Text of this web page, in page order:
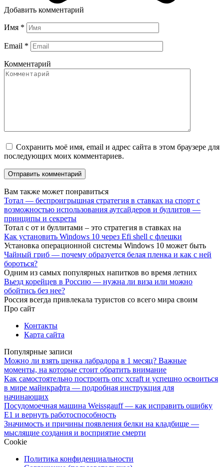
Добавить комментарий
Имя *
Email *
Комментарий
Сохранить моё имя, email и адрес сайта в этом браузере для
последующих моих комментариев.
Вам также может понравиться
Тотал — беспроигрышная стратегия в ставках на спорт с
возможностью использования аутсайдеров и буллитов —
принципы и секреты
Тотал с от и буллитами – это стратегия в ставках на
Как установить Windows 10 через Efi shell с флешки
Установка операционной системы Windows 10 может быть
Чайный гриб — почему образуется белая пленка и как с ней
бороться?
Одним из самых популярных напитков во время летних
Вьезд корейцев в Россию — нужна ли виза или можно
обойтись без нее?
Россия всегда привлекала туристов со всего мира своим
Про сайт
Контакты
Карта сайта
Популярные записи
Можно ли взять щенка лабрадора в 1 месяц? Важные
моменты, на которые стоит обратить внимание
Как самостоятельно построить опс xcraft и успешно освоиться
в мире майнкрафта — подробная инструкция для
начинающих
Посудомоечная машина Weissgauff — как исправить ошибку
E1 и вернуть работоспособность
Значимость и причины появления белки на кладбище —
мыслящие создания и восприятие смерти
Cookie
Политика конфиденциальности